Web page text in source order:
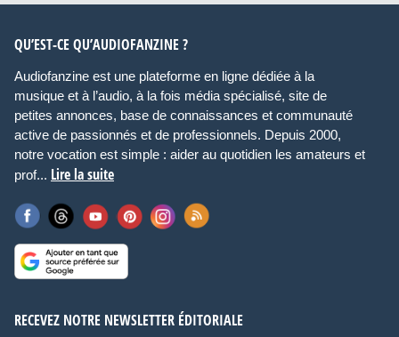
QU’EST-CE QU’AUDIOFANZINE ?
Audiofanzine est une plateforme en ligne dédiée à la
musique et à l’audio, à la fois média spécialisé, site de
petites annonces, base de connaissances et communauté
active de passionnés et de professionnels. Depuis 2000,
notre vocation est simple : aider au quotidien les amateurs et
prof... Lire la suite
RECEVEZ NOTRE NEWSLETTER ÉDITORIALE